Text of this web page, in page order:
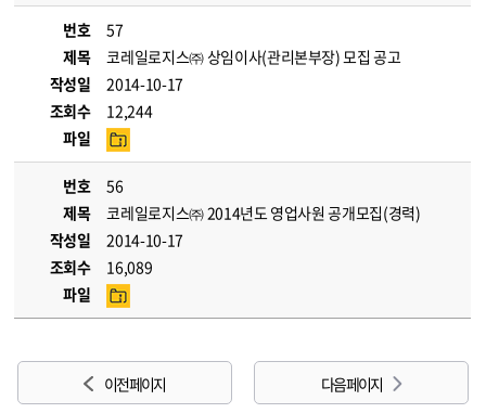
번호
57
제목
코레일로지스㈜ 상임이사(관리본부장) 모집 공고
작성일
2014-10-17
조회수
12,244
파일
번호
56
제목
코레일로지스㈜ 2014년도 영업사원 공개모집(경력)
작성일
2014-10-17
조회수
16,089
파일
이전 페이지 다음 페이지